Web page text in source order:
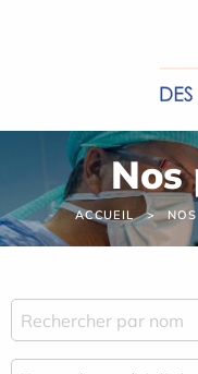
Nos
ACCUEIL